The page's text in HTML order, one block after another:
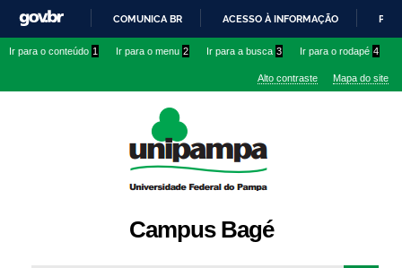
conteúdo
IR
O
COMUNICA BR ACESSO À INFORMAÇÃO
Ir para o conteúdo 1 Ir para o menu 2 Ir para a busca 3 Ir para o rodapé 4
Alto contraste Mapa do site
Campus Bagé